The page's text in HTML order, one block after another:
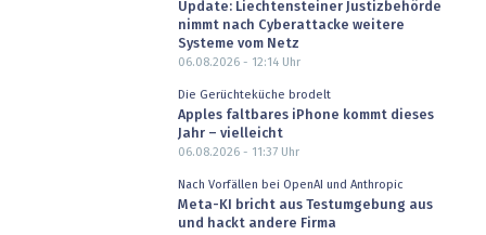
Update: Liechtensteiner Justizbehörde
nimmt nach Cyberattacke weitere
Systeme vom Netz
06.08.2026 - 12:14Uhr
Die Gerüchteküche brodelt
Apples faltbares iPhone kommt dieses
Jahr – vielleicht
06.08.2026 - 11:37Uhr
Nach Vorfällen bei OpenAI und Anthropic
Meta-KI bricht aus Testumgebung aus
und hackt andere Firma